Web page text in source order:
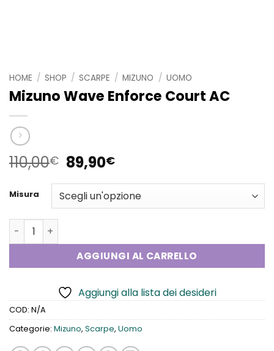
HOME / SHOP / SCARPE / MIZUNO / UOMO
Mizuno Wave Enforce Court AC
110,00€ Il
originale
era:
89,90€Il
attuale
è:
Misura
Mizuno Wave Enforce Court AC quantità
AGGIUNGI AL CARRELLO
Aggiungi alla lista dei desideri
COD: N/A
Categorie: Mizuno, Scarpe, Uomo